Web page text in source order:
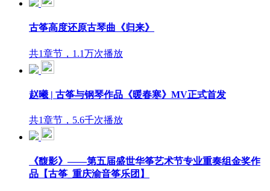
古筝高度还原古琴曲《归来》
共1章节，1.1万次播放
赵曦 | 古筝与钢琴作品《暖春寒》MV正式首发
共1章节，5.6千次播放
《馥影》——第五届盛世华筝艺术节专业重奏组金奖作
品【古筝_重庆渝音筝乐团】